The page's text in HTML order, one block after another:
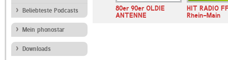
Beliebteste Podcasts
Mein phonostar
Downloads
BAYERN
ANTENNE BAYERN
80er 90er OLDIE
ANTENNE
HIT RADIO
Rhein-Main